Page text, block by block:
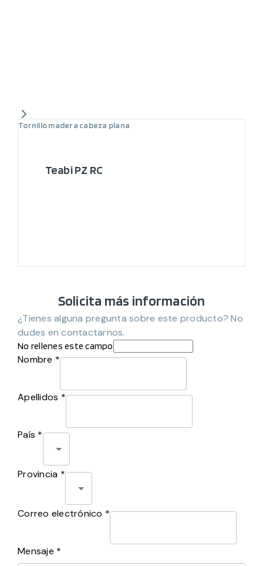
Tornillo madera cabeza plana
Teabi PZ RC
Solicita más información
¿Tienes alguna pregunta sobre este producto? No
dudes en contactarnos.
No rellenes este campo
Nombre *
Apellidos *
País *
Provincia *
Correo electrónico *
Mensaje *